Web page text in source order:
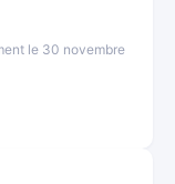
le 30 novembre